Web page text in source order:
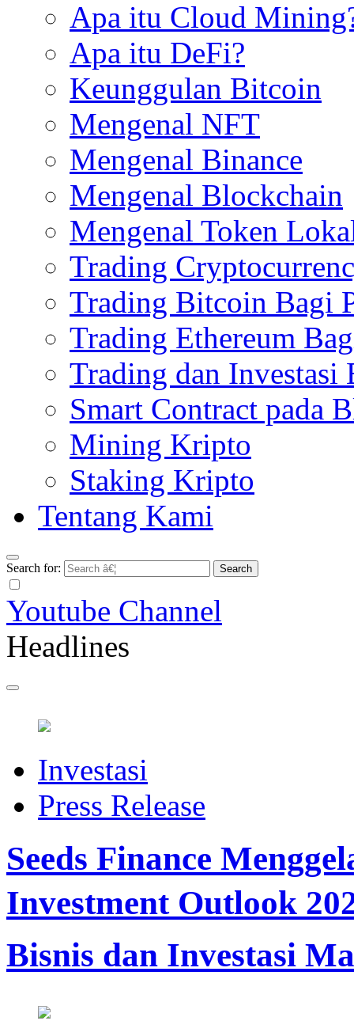
Apa itu Cloud
Apa itu DeFi?
Keunggulan Bitcoin
Mengenal NFT
Mengenal Binance
Mengenal Blockchain
Mengenal Token
Trading
Trading Bitcoin Bagi
Trading Ethereum
Trading dan Investasi
Smart Contract pada
Mining Kripto
Staking Kripto
Tentang Kami
Search for:
Youtube Channel
Headlines
Investasi
Press Release
Seeds Finance
Investment Outlook
Bisnis dan Investasi